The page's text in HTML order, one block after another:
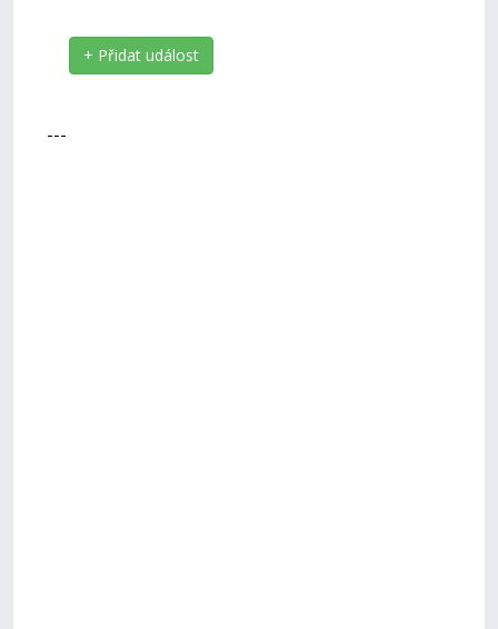
+ Přidat událost
---